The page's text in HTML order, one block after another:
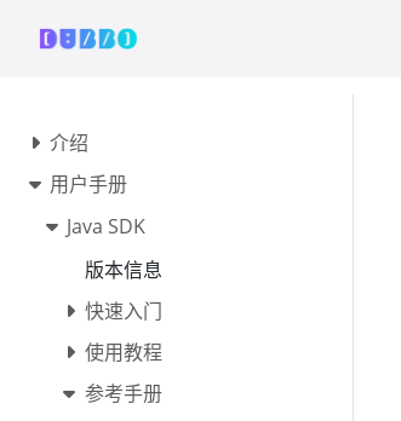
介绍
用户手册
Java SDK
版本信息
快速入门
使用教程
参考手册